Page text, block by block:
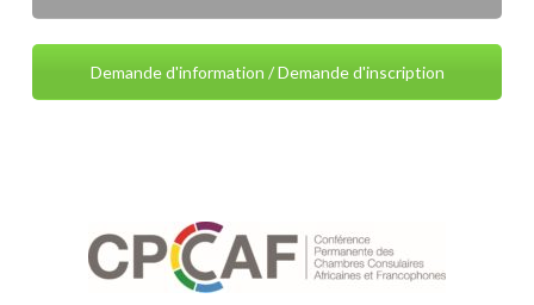
Demande d'information / Demande d'inscription